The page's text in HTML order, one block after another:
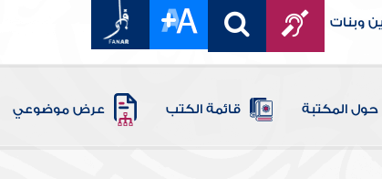
وبنات
حول المكتبة قائمة الكتب عرض موضوعي